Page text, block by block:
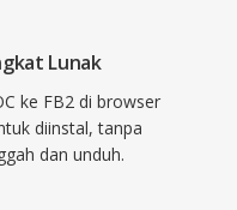
Lunak
ke FB2 di browser
diinstal, tanpa
dan unduh.